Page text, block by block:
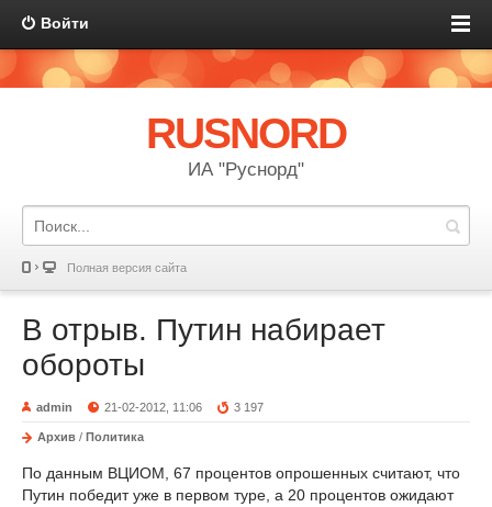
Войти
RUSNORD
ИА "Руснорд"
Полная версия сайта
В отрыв. Путин набирает
обороты
admin 21-02-2012, 11:06 3 197
Архив / Политика
По данным ВЦИОМ, 67 процентов опрошенных считают, что
Путин победит уже в первом туре, а 20 процентов ожидают